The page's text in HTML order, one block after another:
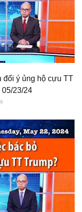
đổi ý ủng hộ cựu TT
05/23/24